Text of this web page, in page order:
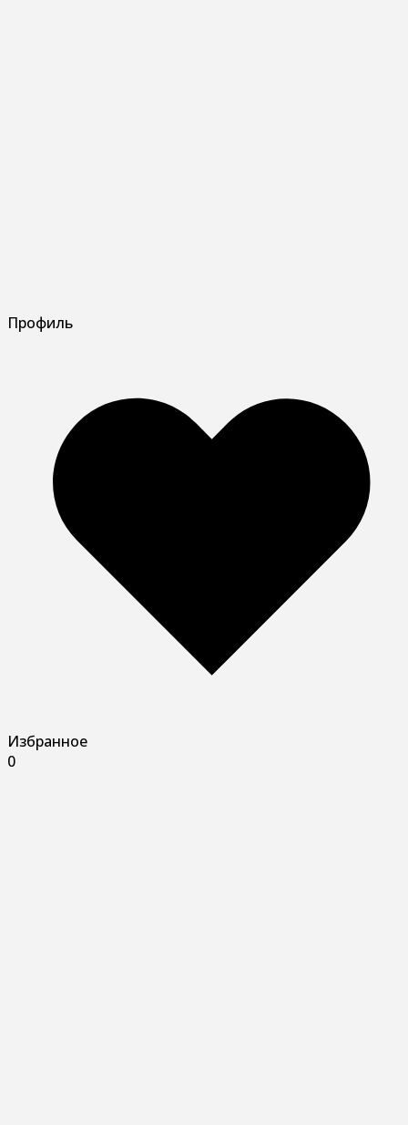
Профиль
Избранное
0